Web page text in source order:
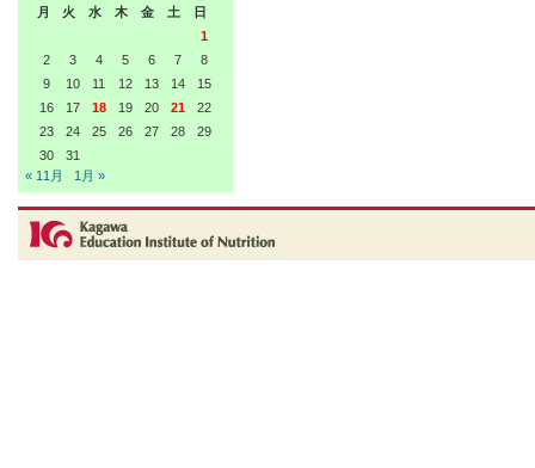
月 火 水 木 金 土
日
1
2
3 4 5 6 7
8
9
10 11 12 13 14
15
16
17 18 19 20 21
22
23
24 25 26 27 28
29
30
31
« 11月
1月 »